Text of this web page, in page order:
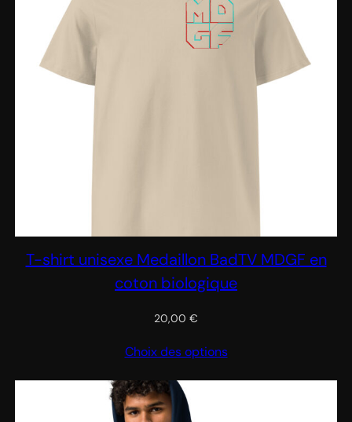
T-shirt unisexe Medaillon BadTV MDGF en
coton biologique
20,00 €
Choix des options